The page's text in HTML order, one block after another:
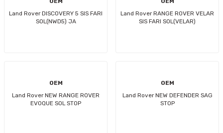
Land Rover DISCOVERY 5 SIS FARI
SOL(NWD5) JA
Land Rover RANGE ROVER VELAR
SIS FARI SOL(VELAR)
OEM
Land Rover NEW RANGE ROVER
EVOQUE SOL STOP
OEM
Land Rover NEW DEFENDER SAG
STOP